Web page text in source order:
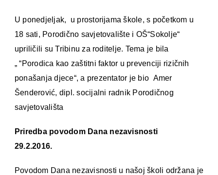
U ponedjeljak, u prostorijama škole, s početkom u
18 sati, Porodično savjetovalište i OŠ“Sokolje“
upriličili su Tribinu za roditelje. Tema je bila
„ “Porodica kao zaštitni faktor u prevenciji rizičnih
ponašanja djece“, a prezentator je bio Amer
Šenderović, dipl. socijalni radnik Porodičnog
savjetovališta
Priredba povodom Dana nezavisnosti
29.2.2016.
Povodom Dana nezavisnosti u našoj školi održana je